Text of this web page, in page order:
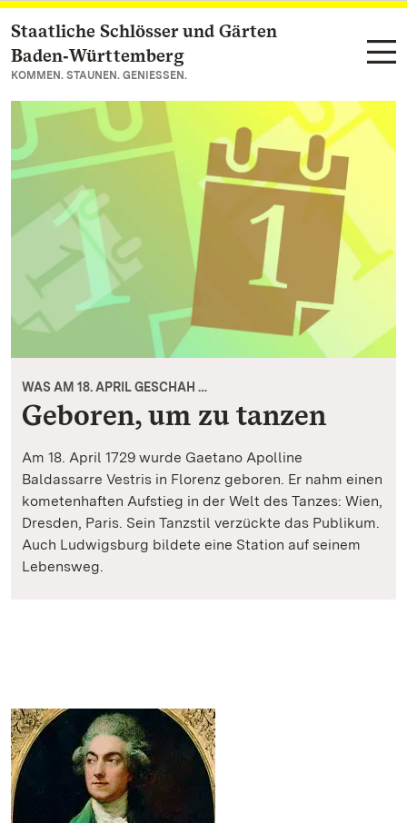
Zum Hauptinhalt springen
Staatliche Schlösser und Gärten
Baden‑Württemberg
KOMMEN. STAUNEN. GENIESSEN.
WAS AM 18. APRIL GESCHAH …
Geboren, um zu tanzen
Am 18. April 1729 wurde Gaetano Apolline
Baldassarre Vestris in Florenz geboren. Er nahm einen
kometenhaften Aufstieg in der Welt des Tanzes: Wien,
Dresden, Paris. Sein Tanzstil verzückte das Publikum.
Auch Ludwigsburg bildete eine Station auf seinem
Lebensweg.